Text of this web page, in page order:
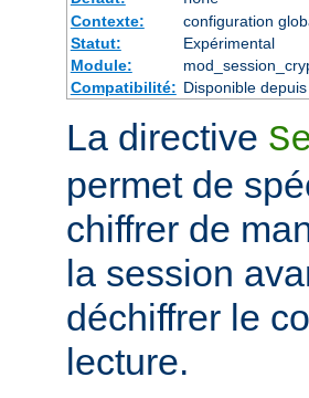
Contexte:
configuration
Statut:
Expérimental
Module:
Compatibilité: Disponible
La directive
permet de
chiffrer de
la session
déchiffrer le
lecture.